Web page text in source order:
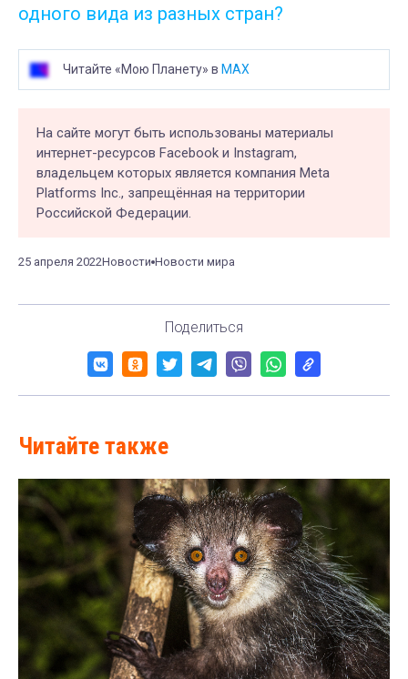
одного вида из разных стран?
Читайте «Мою Планету» в MAX
На сайте могут быть использованы материалы
интернет-ресурсов Facebook и Instagram,
владельцем которых является компания Meta
Platforms Inc., запрещённая на территории
Российской Федерации.
25 апреля 2022Новости Новости мира
Поделиться
Читайте также